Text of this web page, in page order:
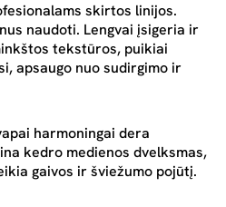
skirtos linijos.
naudoti. Lengvai įsigeria ir
tekstūros, puikiai
apsaugo nuo sudirgimo ir
harmoningai dera
kedro medienos dvelksmas,
gaivos ir šviežumo pojūtį.